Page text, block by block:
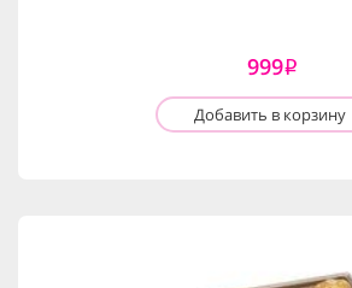
999i
Добавить в корзину